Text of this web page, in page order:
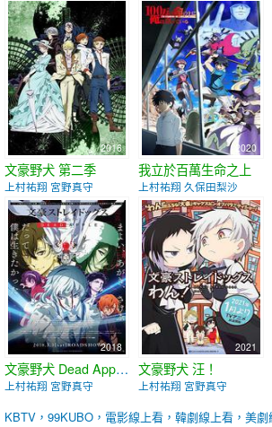
2016
文豪野犬 第二季
上村祐翔 宮野真守
2020
我立於百萬生命之上
上村祐翔 久保田梨沙
2018
文豪野犬 Dead Apple
上村祐翔 宮野真守
2021
文豪野犬 汪！
上村祐翔 宮野真守
KBTV，99KUBO，電影線上看，韓劇線上看，美